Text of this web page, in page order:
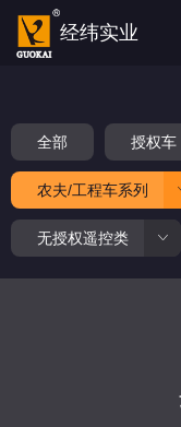
经纬实业
全部 授权车
农夫/工程车系列
无授权遥控类